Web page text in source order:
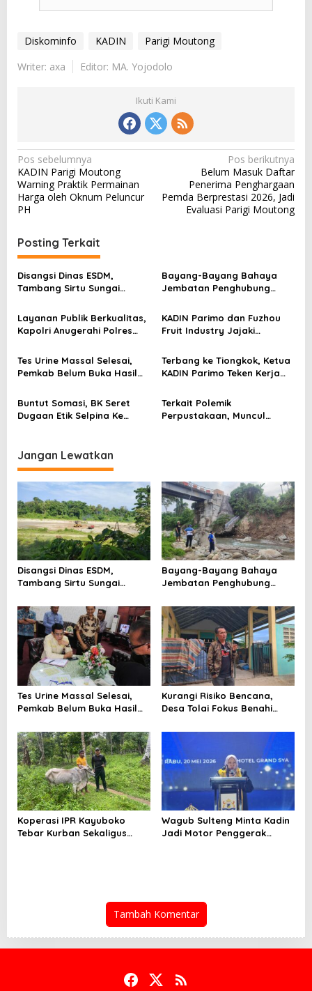
Diskominfo KADIN
Parigi Moutong
Writer: axa
Editor: MA. Yojodolo
Ikuti Kami
N
a
v
i
g
a
s
i
p
o
s
Pos sebelumnya
KADIN Parigi Moutong
Warning Praktik Permainan
Harga oleh Oknum Peluncur
PH
Pos berikutnya
Belum Masuk Daftar
Penerima Penghargaan
Pemda Berprestasi 2026, Jadi
Evaluasi Parigi Moutong
Posting Terkait
Disangsi Dinas ESDM,
Tambang Sirtu Sungai
Beban
Bayang-Bayang Bahaya
Jembatan Penghubung
Layanan Publik Berkualitas,
Kapolri Anugerahi Polres
Prima
KADIN Parimo dan Fuzhou
Fruit Industry Jajaki
ke Pasar Tiongkok
Tes Urine Massal Selesai,
Pemkab Belum Buka Hasil
Terbang ke Tiongkok, Ketua
KADIN Parimo Teken Kerja
Durian
Buntut Somasi, BK Seret
Dugaan Etik Selpina Ke
Terkait Polemik
Perpustakaan, Muncul
Jangan Lewatkan
Disangsi Dinas ESDM,
Tambang Sirtu Sungai
Beban
Bayang-Bayang Bahaya
Jembatan Penghubung
Tes Urine Massal Selesai,
Pemkab Belum Buka Hasil
Kurangi Risiko Bencana,
Desa Tolai Fokus Benahi
Koperasi IPR Kayuboko
Tebar Kurban Sekaligus
Wagub Sulteng Minta Kadin
Jadi Motor Penggerak
Tambah Komentar